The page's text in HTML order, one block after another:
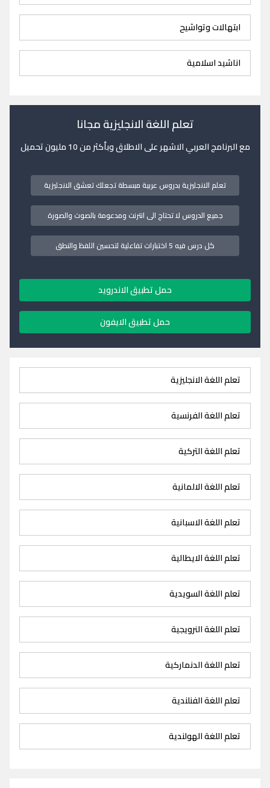
ابتهالات وتواشيح
اناشيد اسلامية
تعلم اللغة الانجليزية مجانا
مع البرنامج العربي الاشهر على الاطلاق وبأكثر من 10 مليون تحميل
تعلم الانجليزية بدروس عربية مبسطة تجعلك تعشق الانجليزية
جميع الدروس لا تحتاج الى انترنت ومدعومة بالصوت والصورة
كل درس فيه 5 اختبارات تفاعلية لتحسين اللفظ والنطق
حمل تطبيق الاندرويد
حمل تطبيق الايفون
تعلم اللغة الانجليزية
تعلم اللغة الفرنسية
تعلم اللغة التركية
تعلم اللغة الالمانية
تعلم اللغة الاسبانية
تعلم اللغة الايطالية
تعلم اللغة السويدية
تعلم اللغة النرويجية
تعلم اللغة الدنماركية
تعلم اللغة الفنلندية
تعلم اللغة الهولندية